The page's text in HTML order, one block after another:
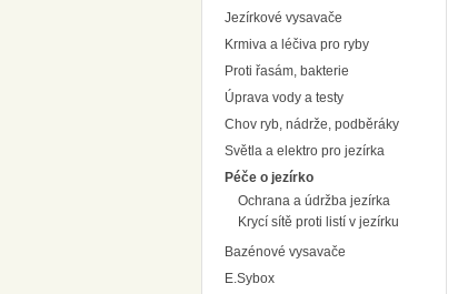
Jezírkové vysavače
Krmiva a léčiva pro ryby
Proti řasám, bakterie
Úprava vody a testy
Chov ryb, nádrže, podběráky
Světla a elektro pro jezírka
Péče o jezírko
Ochrana a údržba jezírka
Krycí sítě proti listí v jezírku
Bazénové vysavače
E.Sybox